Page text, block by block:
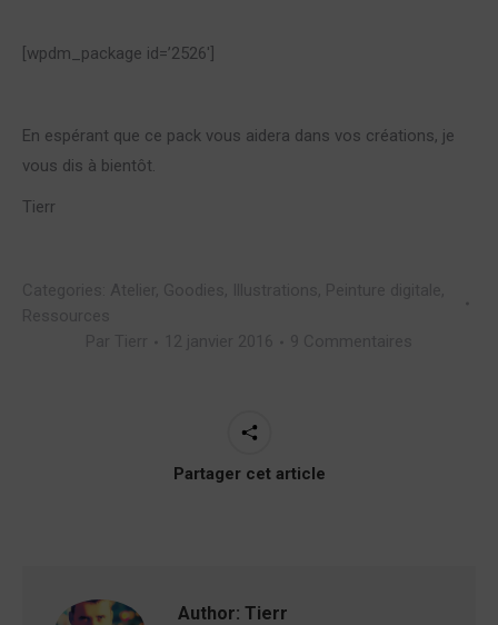
[wpdm_package id=’2526′]
En espérant que ce pack vous aidera dans vos créations, je
vous dis à bientôt.
Tierr
Partager cet article
Author: Tierr